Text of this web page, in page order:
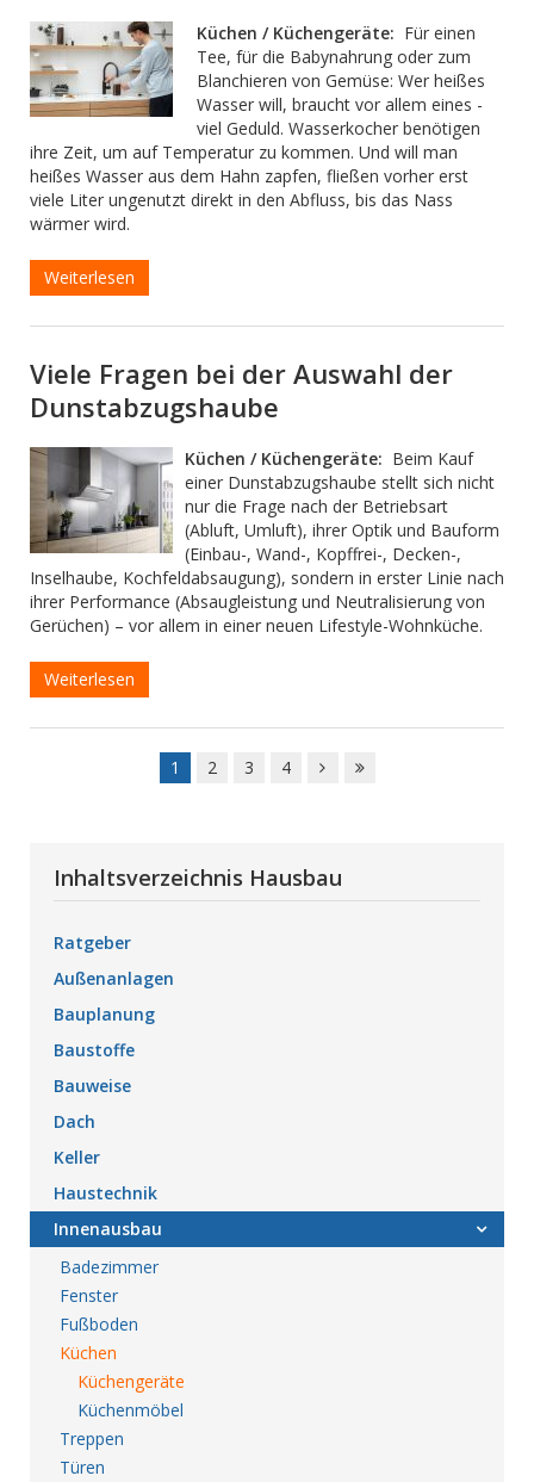
Küchen / Küchengeräte: Für einen
Tee, für die Babynahrung oder zum
Blanchieren von Gemüse: Wer heißes
Wasser will, braucht vor allem eines -
viel Geduld. Wasserkocher benötigen
ihre Zeit, um auf Temperatur zu kommen. Und will man
heißes Wasser aus dem Hahn zapfen, fließen vorher erst
viele Liter ungenutzt direkt in den Abfluss, bis das Nass
wärmer wird.
Weiterlesen
Viele Fragen bei der Auswahl der
Dunstabzugshaube
Küchen / Küchengeräte: Beim Kauf
einer Dunstabzugshaube stellt sich nicht
nur die Frage nach der Betriebsart
(Abluft, Umluft), ihrer Optik und Bauform
(Einbau-, Wand-, Kopffrei-, Decken-,
Inselhaube, Kochfeldabsaugung), sondern in erster Linie nach
ihrer Performance (Absaugleistung und Neutralisierung von
Gerüchen) – vor allem in einer neuen Lifestyle-Wohnküche.
Weiterlesen
1 2 3 4
Inhaltsverzeichnis Hausbau
Ratgeber
Außenanlagen
Bauplanung
Baustoffe
Bauweise
Dach
Keller
Haustechnik
Innenausbau
Badezimmer
Fenster
Fußboden
Küchen
Küchengeräte
Küchenmöbel
Treppen
Türen